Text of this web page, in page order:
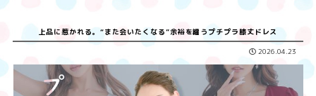
上品に惹かれる。“また会いたくなる”余裕を纏うプチプラ膝丈ドレス
2026.04.23